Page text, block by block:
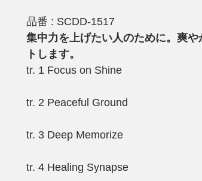
品番 : SCDD-1517
集中力を上げたい人のために。爽
トします。
tr. 1 Focus on Shine
tr. 2 Peaceful Ground
tr. 3 Deep Memorize
tr. 4 Healing Synapse